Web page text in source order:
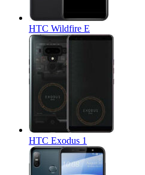
HTC Wildfire E
HTC Exodus 1